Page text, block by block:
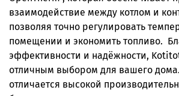
взаимодействие между котлом и
позволяя точно регулировать
помещении и экономить топливо.
эффективности и надёжности,
отличным выбором для вашего
отличается высокой